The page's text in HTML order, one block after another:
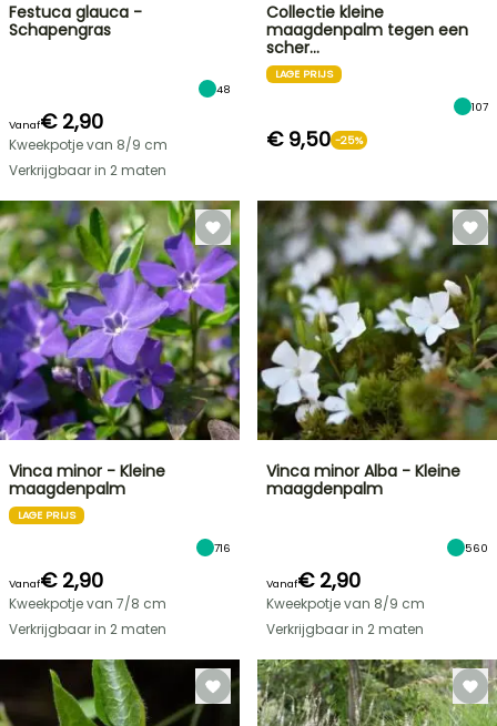
Festuca glauca -
Schapengras
48
Vanaf€ 2,90
Kweekpotje van 8/9 cm
Verkrijgbaar in 2 maten
Collectie kleine
maagdenpalm tegen een
scher…
LAGE PRIJS
107
€ 9,50 -25%
Vinca minor - Kleine
maagdenpalm
LAGE PRIJS
716
Vanaf€ 2,90
Kweekpotje van 7/8 cm
Verkrijgbaar in 2 maten
Vinca minor Alba - Kleine
maagdenpalm
560
Vanaf€ 2,90
Kweekpotje van 8/9 cm
Verkrijgbaar in 2 maten